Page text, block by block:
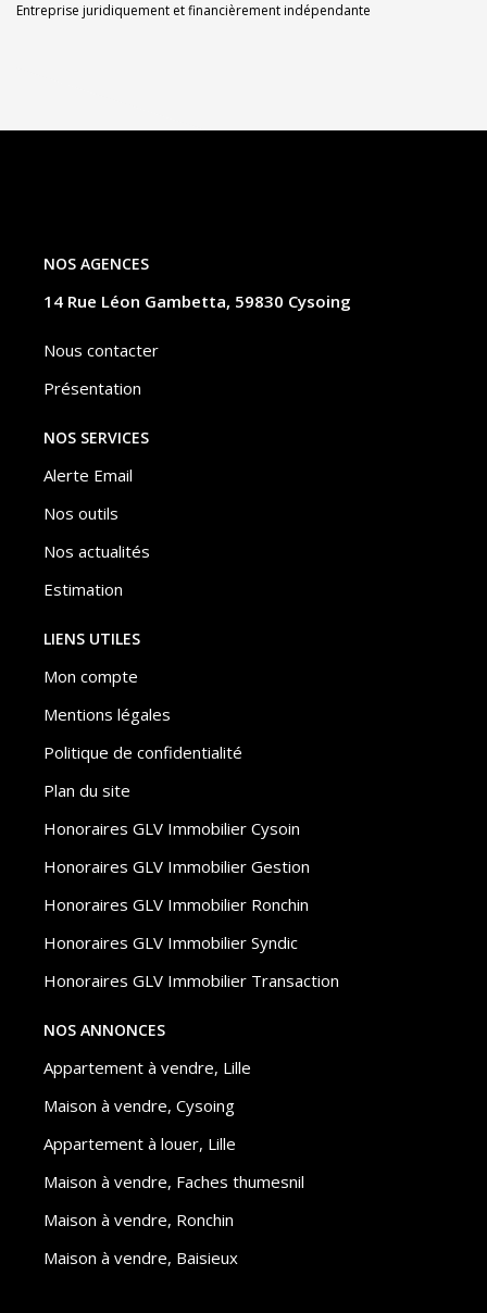
Entreprise juridiquement et financièrement indépendante
NOS AGENCES
14 Rue Léon Gambetta, 59830 Cysoing
Nous contacter
Présentation
NOS SERVICES
Alerte Email
Nos outils
Nos actualités
Estimation
LIENS UTILES
Mon compte
Mentions légales
Politique de confidentialité
Plan du site
Honoraires GLV Immobilier Cysoin
Honoraires GLV Immobilier Gestion
Honoraires GLV Immobilier Ronchin
Honoraires GLV Immobilier Syndic
Honoraires GLV Immobilier Transaction
NOS ANNONCES
Appartement à vendre, Lille
Maison à vendre, Cysoing
Appartement à louer, Lille
Maison à vendre, Faches thumesnil
Maison à vendre, Ronchin
Maison à vendre, Baisieux